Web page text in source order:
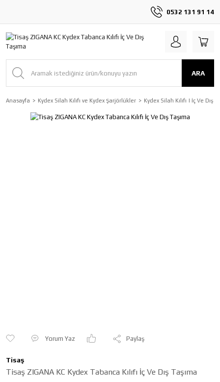
0532 131 91 14
ARA
Anasayfa Kydex Silah Kılıfı ve Kydex Şarjörlükler Kydex Silah Kılıfı | İç Ve Dış
Yorum Yaz Paylaş
Tisaş
Tisaş ZIGANA KC Kydex Tabanca Kılıfı İç Ve Dış Taşıma